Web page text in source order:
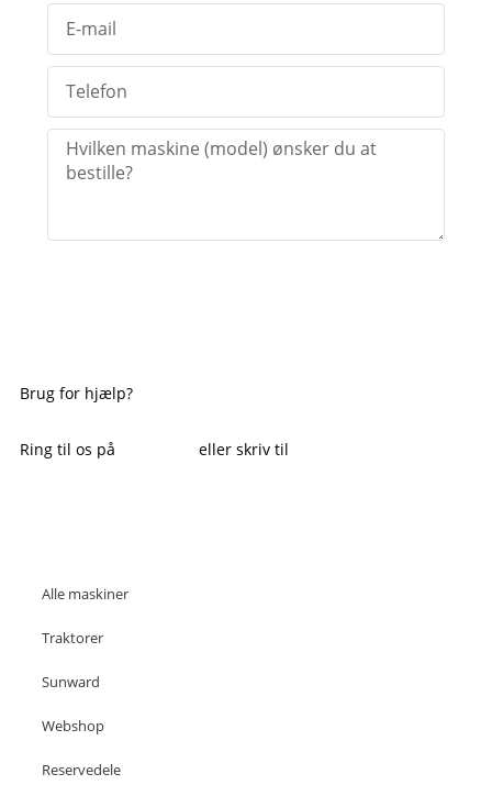
Brug for hjælp?
Ring til os på eller skriv til
Alle maskiner
Traktorer
Sunward
Webshop
Reservedele